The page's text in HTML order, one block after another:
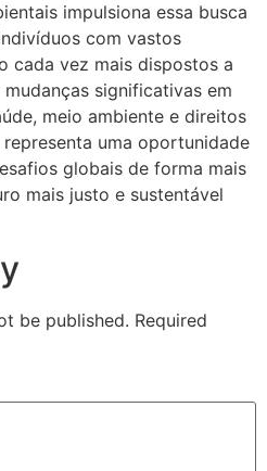
impulsiona essa busca
com vastos
cada vez mais dispostos a
significativas em
meio ambiente e direitos
representa uma oportunidade
globais de forma mais
mais justo e sustentável
be published. Required